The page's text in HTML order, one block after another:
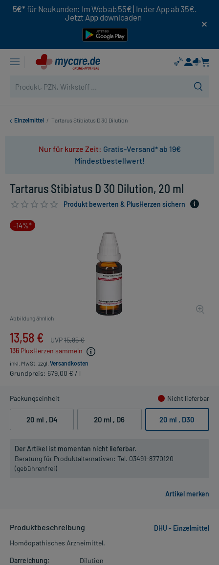
5€* für Neukunden: Im Web ab 55€ | In der App ab 35€.
Jetzt App downloaden
Einzelmittel / Tartarus Stibiatus D 30 Dilution
Nur für kurze Zeit: Gratis-Versand* ab 19€
Mindestbestellwert!
Tartarus Stibiatus D 30 Dilution, 20 ml
Produkt bewerten & PlusHerzen sichern
-14%*
Abbildung ähnlich
13,58 € UVP15,85 €
136 PlusHerzen sammeln
inkl. MwSt. zzgl. Versandkosten
Grundpreis: 679,00 € / l
Packungseinheit Nicht lieferbar
20 ml , D4 20 ml , D6 20 ml , D30
Der Artikel ist momentan nicht lieferbar.
Beratung für Produktalternativen: Tel. 03491-8770120
(gebührenfrei)
Produktbeschreibung
DHU - Einzelmittel
Homöopathisches Arzneimittel.
Darreichung:
Dilution